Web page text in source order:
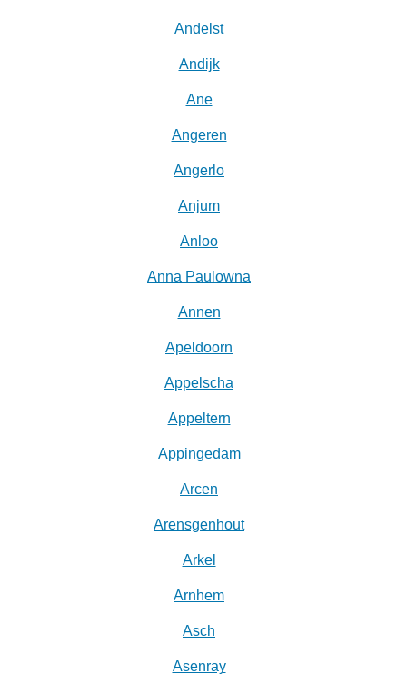
Andelst
Andijk
Ane
Angeren
Angerlo
Anjum
Anloo
Anna Paulowna
Annen
Apeldoorn
Appelscha
Appeltern
Appingedam
Arcen
Arensgenhout
Arkel
Arnhem
Asch
Asenray